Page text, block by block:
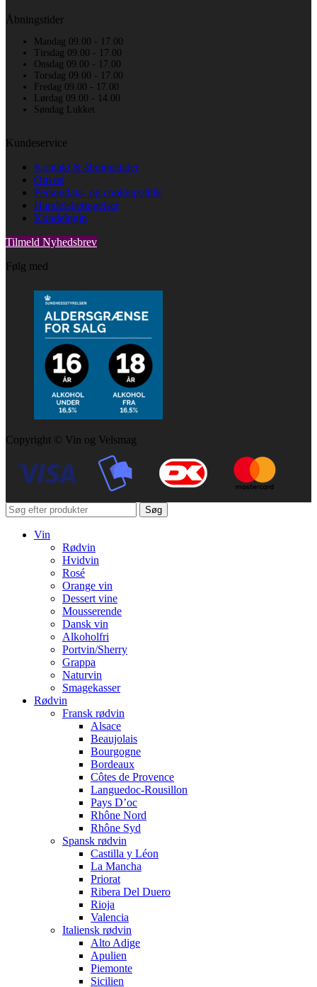
Åbningstider
Mandag 09.00 - 17.00
Tirsdag 09.00 - 17.00
Onsdag 09.00 - 17.00
Torsdag 09.00 - 17.00
Fredag 09.00 - 17.00
Lørdag 09.00 - 14.00
Søndag Lukket
Kundeservice
Kontakt & åbningstider
Om os
Persondata- og cookiepolitik
Handelsbetingelser
Kundelogin
Tilmeld Nyhedsbrev
Følg med
Copyright © Vin og Velsmag
Søg
Vin
Rødvin
Hvidvin
Rosé
Orange vin
Dessert vine
Mousserende
Dansk vin
Alkoholfri
Portvin/Sherry
Grappa
Naturvin
Smagekasser
Rødvin
Fransk rødvin
Alsace
Beaujolais
Bourgogne
Bordeaux
Côtes de Provence
Languedoc-Rousillon
Pays D’oc
Rhône Nord
Rhône Syd
Spansk rødvin
Castilla y Léon
La Mancha
Priorat
Ribera Del Duero
Rioja
Valencia
Italiensk rødvin
Alto Adige
Apulien
Piemonte
Sicilien